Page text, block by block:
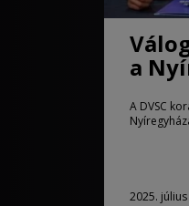
a
A DVSC
2025. július